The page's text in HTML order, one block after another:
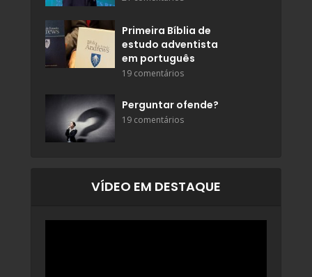
Primeira Bíblia de
estudo adventista
em português
19 comentários
Perguntar ofende?
19 comentários
VÍDEO EM DESTAQUE